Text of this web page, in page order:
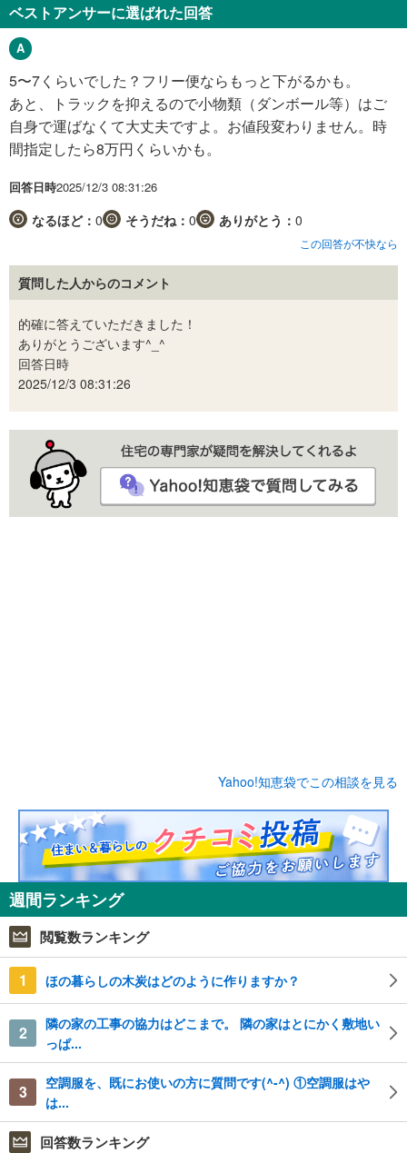
ベストアンサーに選ばれた回答
5〜7くらいでした？フリー便ならもっと下がるかも。
あと、トラックを抑えるので小物類（ダンボール等）はご
自身で運ばなくて大丈夫ですよ。お値段変わりません。時
間指定したら8万円くらいかも。
回答日時2025/12/3 08:31:26
なるほど： 0 そうだね： 0 ありがとう： 0
この回答が不快なら
質問した人からのコメント
的確に答えていただきました！
ありがとうございます^_^
回答日時
2025/12/3 08:31:26
Yahoo!知恵袋でこの相談を見る
週間ランキング
閲覧数ランキング
1 ほの暮らしの木炭はどのように作りますか？
2
隣の家の工事の協力はどこまで。 隣の家はとにかく敷地い
っぱ...
3
空調服を、既にお使いの方に質問です(^-^) ①空調服はや
は...
回答数ランキング